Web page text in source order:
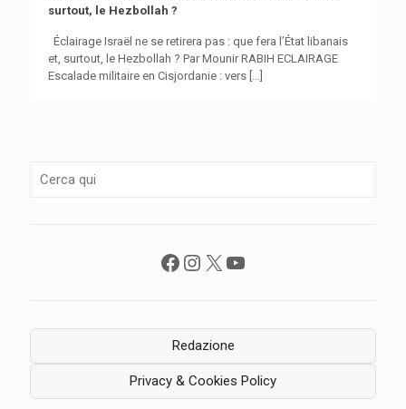
surtout, le Hezbollah ?
Éclairage Israël ne se retirera pas : que fera l’État libanais
et, surtout, le Hezbollah ? Par Mounir RABIH ECLAIRAGE
Escalade militaire en Cisjordanie : vers
Facebook
Instagram
X YouTube
Redazione
Privacy & Cookies Policy